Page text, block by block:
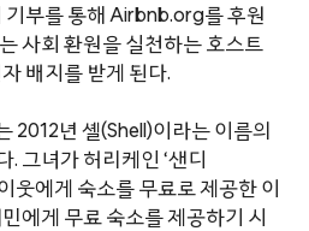
기부를 통해 Airbnb.org를 후원
사회 환원을 실천하는 호스트
배지를 받게 된다.
2012년 셸(Shell)이라는 이름의
그녀가 허리케인 ‘샌디
웃에게 숙소를 무료로 제공한 이
에게 무료 숙소를 제공하기 시